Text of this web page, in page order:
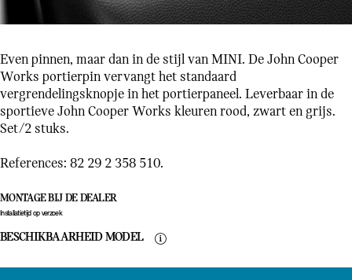
Even pinnen, maar dan in de stijl van MINI. De John Cooper
Works portierpin vervangt het standaard
vergrendelingsknopje in het portierpaneel. Leverbaar in de
sportieve John Cooper Works kleuren rood, zwart en grijs.
Set/2 stuks.
References: 82 29 2 358 510.
MONTAGE BIJ DE DEALER
Installatietijd op verzoek
BESCHIKBAARHEID MODEL